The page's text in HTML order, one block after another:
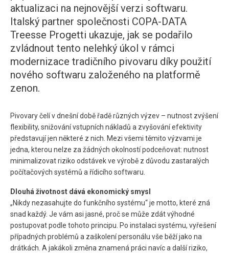
aktualizaci na nejnovější verzi softwaru.
Italský partner společnosti COPA-DATA
Treesse Progetti ukazuje, jak se podařilo
zvládnout tento nelehký úkol v rámci
modernizace tradičního pivovaru díky použití
nového softwaru založeného na platformě
zenon.
Pivovary čelí v dnešní době řadě různých výzev – nutnost zvýšení
flexibility, snižování vstupních nákladů a zvyšování efektivity
představují jen některé z nich. Mezi všemi těmito výzvami je
jedna, kterou nelze za žádných okolností podceňovat: nutnost
minimalizovat riziko odstávek ve výrobě z důvodu zastaralých
počítačových systémů a řídicího softwaru.
Dlouhá životnost dává ekonomický smysl
„Nikdy nezasahujte do funkčního systému“ je motto, které zná
snad každý. Je vám asi jasné, proč se může zdát výhodné
postupovat podle tohoto principu. Po instalaci systému, vyřešení
případných problémů a zaškolení personálu vše běží jako na
drátkách. A jakákoli změna znamená práci navíc a další riziko,